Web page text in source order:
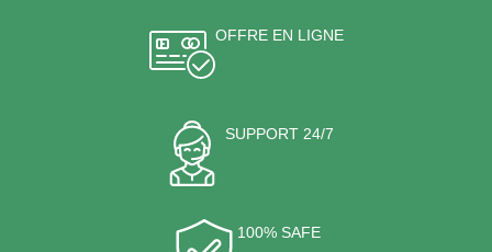
OFFRE EN LIGNE
SUPPORT 24/7
100% SAFE